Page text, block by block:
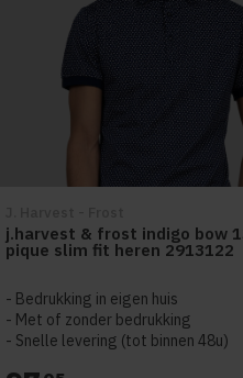
j.harvest & frost indigo bow
pique slim fit heren 2913122
Bedrukking in eigen huis
Met of zonder bedrukking
Snelle levering (tot binnen 48u)